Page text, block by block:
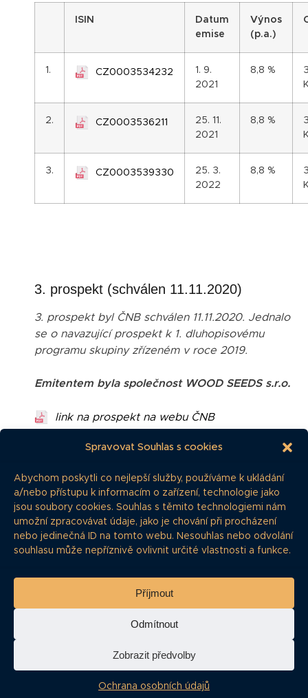
Spravovat Souhlas s cookies
Abychom poskytli co nejlepší služby, používáme k ukládání
a/nebo přístupu k informacím o zařízení, technologie jako
jsou soubory cookies. Souhlas s těmito technologiemi nám
umožní zpracovávat údaje, jako je chování při procházení
nebo jedinečná ID na tomto webu. Nesouhlas nebo odvolání
souhlasu může nepříznivě ovlivnit určité vlastnosti a funkce.
Příjmout
Odmítnout
Zobrazit předvolby
Ochrana osobních údajů
SIN
Datum
emise
Výnos
(p.a.)
1. CZ0003534232
1. 9.
2021
8,8 %
2. CZ0003536211
25. 11.
2021
8,8 %
3. CZ0003539330
25. 3.
2022
8,8 %
3. prospekt (schválen 11.11.2020)
3. prospekt byl ČNB schválen 11.11.2020. Jednalo
se o navazující prospekt k 1. dluhopisovému
programu skupiny zřízeném v roce 2019.
Emitentem byla společnost WOOD SEEDS s.r.o.
link na prospekt na webu ČNB
stáhnout prospekt
Emise
ISIN
Datum
emise
Výnos
(p.a.)
2020